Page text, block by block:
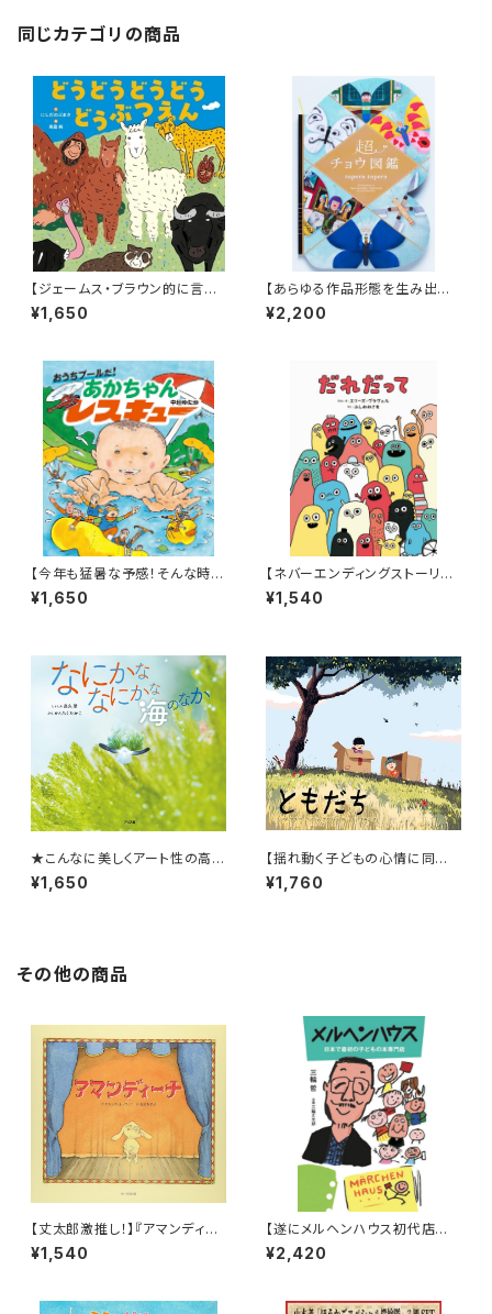
同じカテゴリの商品
【ジェームス・ブラウン的に言え
ば「ゲロッパ！」的な絵本！】『どう
どうどうどう どうぶつえん』
¥1,650
【あらゆる作品形態を生み出すt
upera tuperaの中でも丈太郎
的に好きなジャンル！】『超チョウ
¥2,200
【今年も猛暑な予感！そんな時に
はこんなアドベンチャー絵本は
いかが？】『おうちプールだ! あ
¥1,650
【ネバーエンディングストーリー
のような永遠に続く！】『だれだっ
て』
¥1,540
★こんなに美しくアート性の高い
海の写真絵本は見たことない！
★『なにかななにかな 海のな
¥1,650
【揺れ動く子どもの心情に同
感！】『ともだち』
¥1,760
その他の商品
【丈太郎激推し！】『アマンディー
ナ』
¥1,540
【遂にメルヘンハウス初代店主
三輪哲の本が完成！】『メルヘン
ハウス 日本で最初の子どもの本
¥2,420